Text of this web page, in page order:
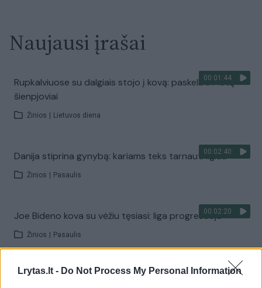
Lrytas.lt - Do Not Process My Personal Information
Naujausi įrašai
00:01:44
Rupkalviuose su dalgiais stojo į kovą: paskelbti Metų
šienpjoviai
Žinios Lietuvos diena
00:02:40
Danija stiprina gynybą: kariams teks tarnauti ilgiau
Žinios Pasaulis
00:02:20
Joe Bideno kova su vėžiu tęsiasi: liga progresuoja
Žinios Pasaulis
00:02:08
A. Tapinas žmoną pakvietė į sceną: pora leidosi į